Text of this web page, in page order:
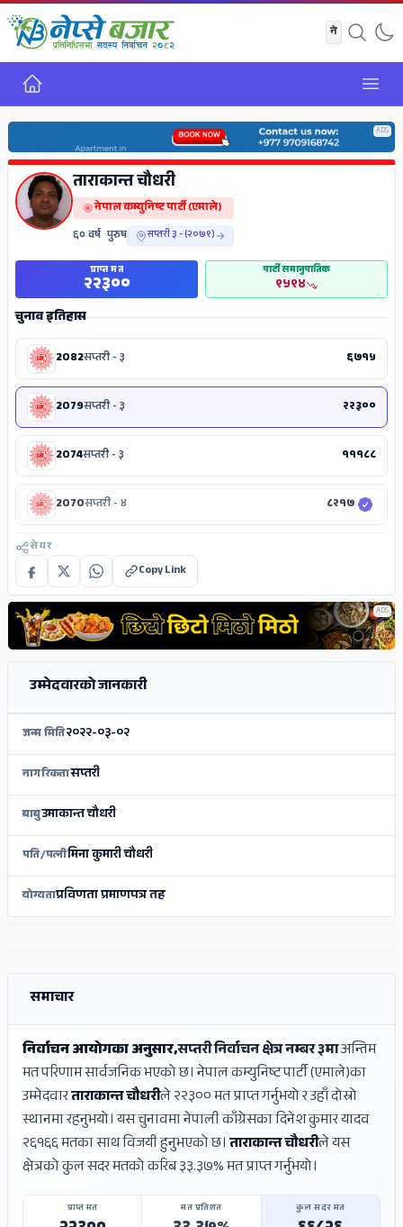
गृह
ADS
ताराकान्त चौधरी
नेपाल कम्युनिष्ट पार्टी (एमाले)
६० वर्ष•पुरुष सप्तरी ३ - (२०७९)
प्राप्त मत
२२३००
पार्टी समानुपातिक
९५९४
चुनाव इतिहास
2082सप्तरी - ३ ६७१५
2079सप्तरी - ३ २२३००
2074सप्तरी - ३ १११८८
2070सप्तरी - ४ ८२१७
सेयर
Copy Link
ADS
उम्मेदवारको जानकारी
जन्म मिति२०२२-०३-०२
नागरिकतासप्तरी
बाबुउमाकान्त चौधरी
पति/पत्नीमिना कुमारी चौधरी
योग्यताप्रविणता प्रमाणपत्र तह
समाचार
निर्वाचन आयोगका अनुसार,सप्तरी निर्वाचन क्षेत्र नम्बर ३माअन्तिम
मत परिणाम सार्वजनिक भएको छ। नेपाल कम्युनिष्ट पार्टी (एमाले)का
उम्मेदवारताराकान्त चौधरीले २२३०० मत प्राप्त गर्नुभयो र उहाँ दोस्रो
स्थानमा रहनुभयो। यस चुनावमा नेपाली काँग्रेसका दिनेश कुमार यादव
२६१६६ मतका साथ विजयी हुनुभएको छ।ताराकान्त चौधरीले यस
क्षेत्रको कुल सदर मतको करिब ३३.३७% मत प्राप्त गर्नुभयो।
प्राप्त मत मत प्रतिशत कुल सदर मत